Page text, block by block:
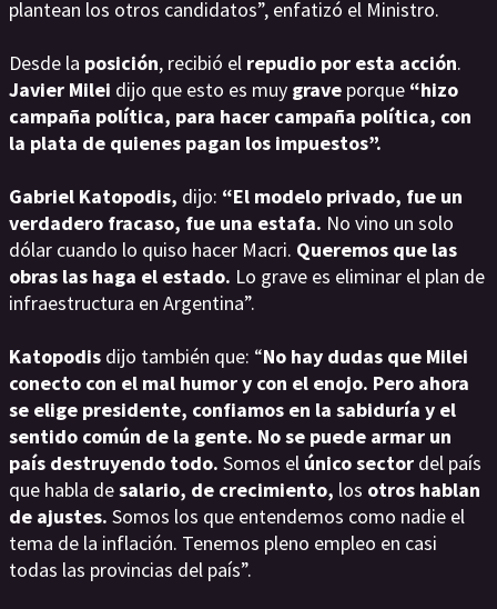
plantean los otros candidatos”, enfatizó el Ministro.
Desde la posición, recibió el repudio por esta acción.
Javier Milei dijo que esto es muy grave porque “hizo
campaña política, para hacer campaña política, con
la plata de quienes pagan los impuestos”.
Gabriel Katopodis, dijo: “El modelo privado, fue un
verdadero fracaso, fue una estafa. No vino un solo
dólar cuando lo quiso hacer Macri. Queremos que las
obras las haga el estado. Lo grave es eliminar el plan de
infraestructura en Argentina”.
Katopodis dijo también que: “No hay dudas que Milei
conecto con el mal humor y con el enojo. Pero ahora
se elige presidente, confiamos en la sabiduría y el
sentido común de la gente. No se puede armar un
país destruyendo todo. Somos el único sector del país
que habla desalario, de crecimiento, los otros hablan
de ajustes. Somos los que entendemos como nadie el
tema de la inflación. Tenemos pleno empleo en casi
todas las provincias del país”.